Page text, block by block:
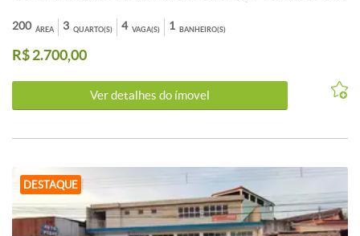
VALORES ANUNCIADOS DE CONDOMÍNIO E IPTU SÃO
REFERENCIAIS E PODEM SOFRER ALTERACÕES.WHATSAPP 31
983 867 630
ÁREA
200 QUARTO(S)
3 VAGA(S)
4 BANHEIRO(S)
1
R$ 2.700,00
Ver detalhes do ímovel
DESTAQUE